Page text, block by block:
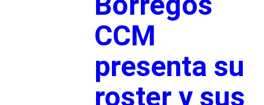
CCM
presenta su
roster y sus